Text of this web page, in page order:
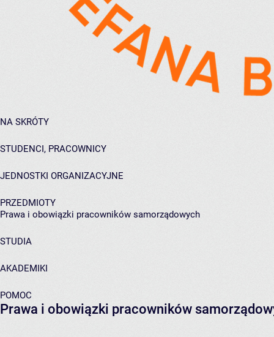
NA SKRÓTY
STUDENCI, PRACOWNICY
JEDNOSTKI ORGANIZACYJNE
PRZEDMIOTY
Prawa i obowiązki pracowników samorządowych
STUDIA
AKADEMIKI
POMOC
Prawa i obowiązki pracowników